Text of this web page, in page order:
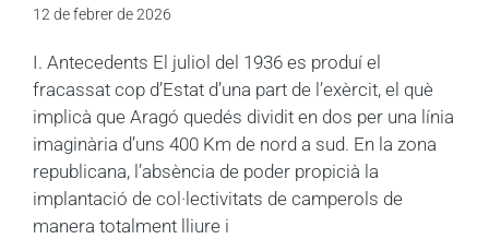
12 de febrer de 2026
I. Antecedents El juliol del 1936 es produí el
fracassat cop d’Estat d’una part de l’exèrcit, el què
implicà que Aragó quedés dividit en dos per una línia
imaginària d’uns 400 Km de nord a sud. En la zona
republicana, l’absència de poder propicià la
implantació de col·lectivitats de camperols de
manera totalment lliure i